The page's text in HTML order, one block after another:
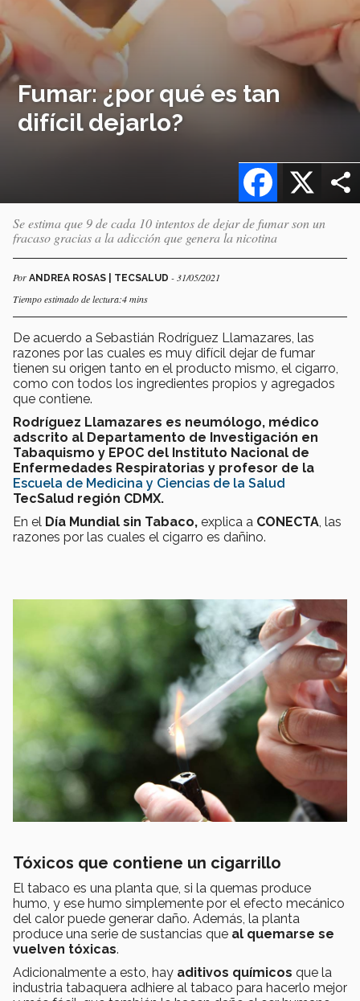
Fumar: ¿por qué es tan
difícil dejarlo?
X
Facebook
Se estima que 9 de cada 10 intentos de dejar de fumar son un
fracaso gracias a la adicción que genera la nicotina
Por ANDREA ROSAS | TECSALUD - 31/05/2021
Tiempo estimado de lectura:4 mins
De acuerdo a Sebastián Rodríguez Llamazares, las
razones por las cuales es muy difícil dejar de fumar
tienen su origen tanto en el producto mismo, el cigarro,
como con todos los ingredientes propios y agregados
que contiene.
Rodríguez Llamazares es neumólogo, médico
adscrito al Departamento de Investigación en
Tabaquismo y EPOC del Instituto Nacional de
Enfermedades Respiratorias y profesor de la
Escuela de Medicina y Ciencias de la Salud
TecSalud región CDMX.
En el Día Mundial sin Tabaco, explica a CONECTA , las
razones por las cuales el cigarro es dañino.
Tóxicos que contiene un cigarrillo
El tabaco es una planta que, si la quemas produce
humo, y ese humo simplemente por el efecto mecánico
del calor puede generar daño. Además, la planta
produce una serie de sustancias que al quemarse se
vuelven tóxicas.
Adicionalmente a esto, hay aditivos químicos que la
industria tabaquera adhiere al tabaco para hacerlo mejor